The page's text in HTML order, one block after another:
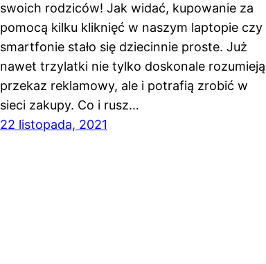
swoich rodziców! Jak widać, kupowanie za
pomocą kilku kliknięć w naszym laptopie czy
smartfonie stało się dziecinnie proste. Już
nawet trzylatki nie tylko doskonale rozumieją
przekaz reklamowy, ale i potrafią zrobić w
sieci zakupy. Co i rusz…
22 listopada, 2021